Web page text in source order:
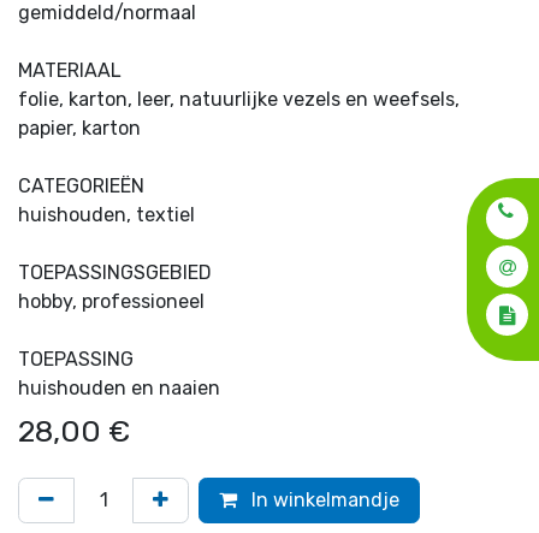
gemiddeld/normaal
MATERIAAL
folie, karton, leer, natuurlijke vezels en weefsels,
papier, karton
CATEGORIEËN
huishouden, textiel
TOEPASSINGSGEBIED
hobby, professioneel
TOEPASSING
huishouden en naaien
28,00 €
In winkelmandje